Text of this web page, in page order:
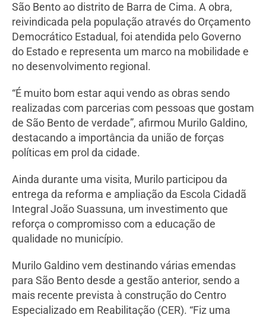
São Bento ao distrito de Barra de Cima. A obra,
reivindicada pela população através do Orçamento
Democrático Estadual, foi atendida pelo Governo
do Estado e representa um marco na mobilidade e
no desenvolvimento regional.
“É muito bom estar aqui vendo as obras sendo
realizadas com parcerias com pessoas que gostam
de São Bento de verdade”, afirmou Murilo Galdino,
destacando a importância da união de forças
políticas em prol da cidade.
Ainda durante uma visita, Murilo participou da
entrega da reforma e ampliação da Escola Cidadã
Integral João Suassuna, um investimento que
reforça o compromisso com a educação de
qualidade no município.
Murilo Galdino vem destinando várias emendas
para São Bento desde a gestão anterior, sendo a
mais recente prevista à construção do Centro
Especializado em Reabilitação (CER). “Fiz uma